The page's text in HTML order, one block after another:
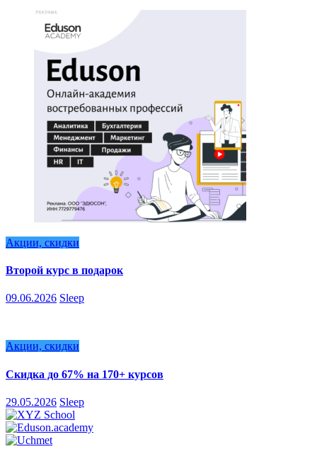
Акции, скидки
Второй курс в подарок
09.06.2026 Sleep
Акции, скидки
Скидка до 67% на 170+ курсов
29.05.2026 Sleep